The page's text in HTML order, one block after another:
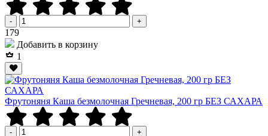
- +
179Р
Добавить в корзину
1
Фрутоняня Каша безмолочная Гречневая, 200 гр БЕЗ САХАРА
- +